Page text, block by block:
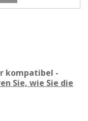
kompatibel -
Sie, wie Sie die